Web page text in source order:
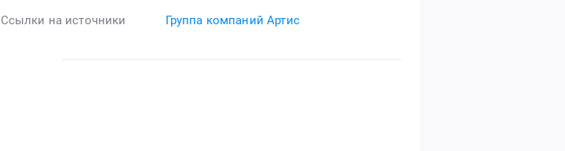
Ссылки на источники Группа компаний Артис